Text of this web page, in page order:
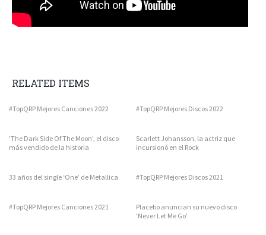
RELATED ITEMS
#TopQRP Mejores Canciones 2022 #TopQRP Mejores Discos 2022
'The Dark Side Of The Moon', el disco
más vendido de la historia
Scarlett Johansson, la actriz que
incursionó en el Rock
33 años del single ‘One’ de Metallica #TopQRP Mejores Discos 2021
#TopQRP Mejores Canciones 2021
Placebo anuncian su nuevo disco
'Never Let Me Go'